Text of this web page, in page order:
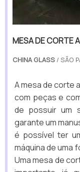
MESA DE CORTE
CHINA GLASS / SÃO
A mesa de corte
com peças e
de possuir um
garante um
é possível ter
máquina de uma
Uma mesa de